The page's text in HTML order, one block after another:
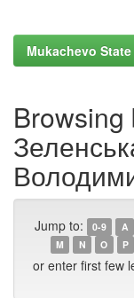
Mukachevo
Browsing
Jump to: 0-9 A
M
N O P
or enter first few